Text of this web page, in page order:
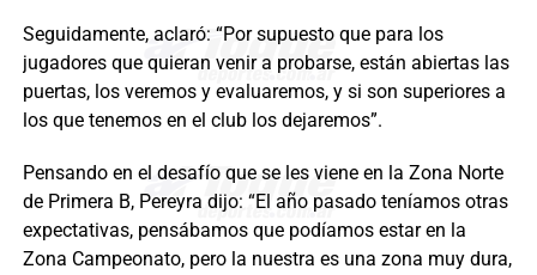
Seguidamente, aclaró: “Por supuesto que para los
jugadores que quieran venir a probarse, están abiertas las
puertas, los veremos y evaluaremos, y si son superiores a
los que tenemos en el club los dejaremos”.
Pensando en el desafío que se les viene en la Zona Norte
de Primera B, Pereyra dijo: “El año pasado teníamos otras
expectativas, pensábamos que podíamos estar en la
Zona Campeonato, pero la nuestra es una zona muy dura,